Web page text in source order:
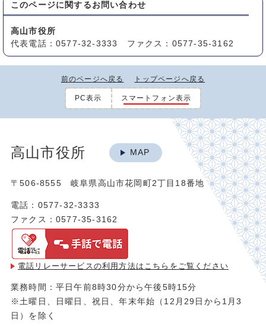
このページに関する お問い合わせ
高山市役所
代表電話：0577-32-3333 ファクス：0577-35-3162
前のページへ戻る トップページへ戻る
PC表示 スマートフォン表示
高山市役所 MAP
〒506-8555 岐阜県高山市花岡町2丁目18番地
電話：0577-32-3333
ファクス：0577-35-3162
電話リレーサービスの利用方法は こちらをご覧ください
業務時間：平日午前8時30分から午後5時15分
※土曜日、日曜日、祝日、年末年始（12月29日から1月3
日）を除く